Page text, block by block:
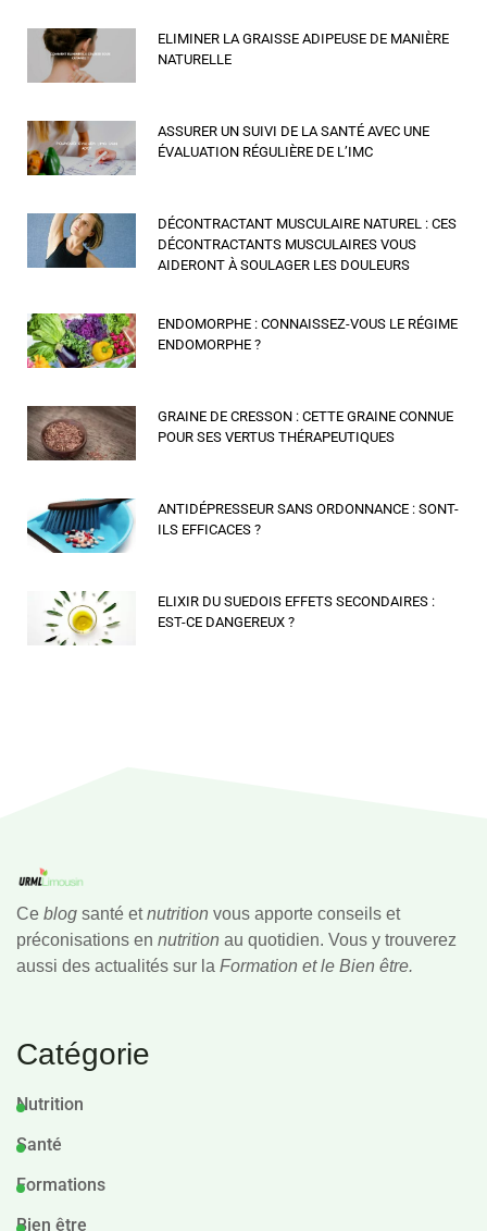
ELIMINER LA GRAISSE ADIPEUSE DE MANIÈRE
NATURELLE
ASSURER UN SUIVI DE LA SANTÉ AVEC UNE
ÉVALUATION RÉGULIÈRE DE L’IMC
DÉCONTRACTANT MUSCULAIRE NATUREL : CES
DÉCONTRACTANTS MUSCULAIRES VOUS
AIDERONT À SOULAGER LES DOULEURS
ENDOMORPHE : CONNAISSEZ-VOUS LE RÉGIME
ENDOMORPHE ?
GRAINE DE CRESSON : CETTE GRAINE CONNUE
POUR SES VERTUS THÉRAPEUTIQUES
ANTIDÉPRESSEUR SANS ORDONNANCE : SONT-
ILS EFFICACES ?
ELIXIR DU SUEDOIS EFFETS SECONDAIRES :
EST-CE DANGEREUX ?
Ce blog santé etnutrition vous apporte conseils et
préconisations en nutrition au quotidien. Vous y trouverez
aussi des actualités sur la Formation et le Bien être.
Catégorie
Nutrition
Santé
Formations
Bien être